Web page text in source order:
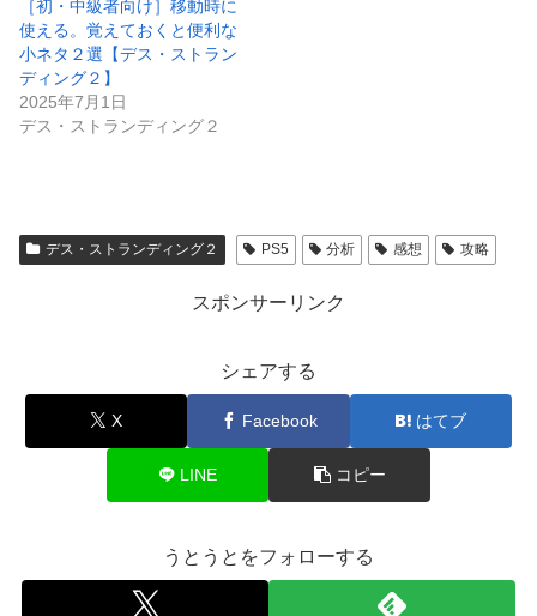
［初・中級者向け］移動時に
使える。覚えておくと便利な
小ネタ２選【デス・ストラン
ディング２】
2025年7月1日
デス・ストランディング２
デス・ストランディング２ PS5 分析 感想 攻略
スポンサーリンク
シェアする
X Facebook はてブ
LINE コピー
うとうとをフォローする